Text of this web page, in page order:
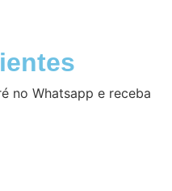
no Whatsapp e receba